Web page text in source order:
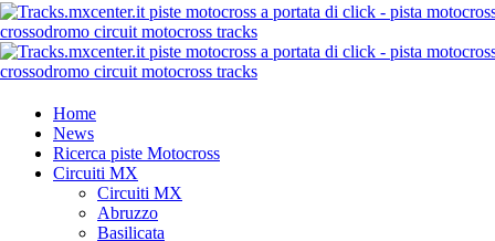
Home
News
Ricerca piste Motocross
Circuiti MX
Circuiti MX
Abruzzo
Basilicata